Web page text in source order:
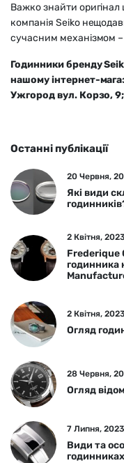
Важко знайти оригінал
компанія Seiko
сучасним механізмом –
Годинники бренду
нашому інтернет-
Ужгород вул. Корзо,
Останні публікації
20 Червня,
Які види
2 Квітня, 2023
Frederique
годинника
2 Квітня, 2023
Огляд
28 Червня,
Огляд
7 Липня, 2023
Види та
годинниках